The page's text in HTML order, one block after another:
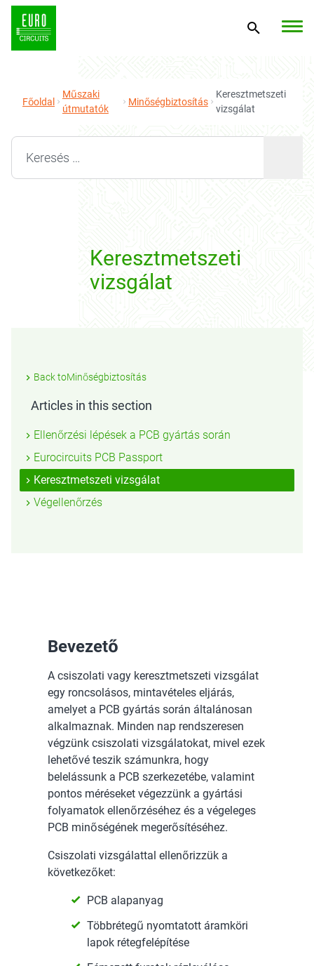
Főoldal
Műszaki
útmutatók
Minőségbiztosítás
Keresztmetszeti
vizsgálat
Search for:
Keresztmetszeti
vizsgálat
Back toMinőségbiztosítás
Articles in this section
Ellenőrzési lépések a PCB gyártás során
Eurocircuits PCB Passport
Keresztmetszeti vizsgálat
Végellenőrzés
Bevezető
A csiszolati vagy keresztmetszeti vizsgálat
egy roncsolásos, mintavételes eljárás,
amelyet a PCB gyártás során általánosan
alkalmaznak. Minden nap rendszeresen
végzünk csiszolati vizsgálatokat, mivel ezek
lehetővé teszik számunkra, hogy
belelássunk a PCB szerkezetébe, valamint
pontos méréseket végezzünk a gyártási
folyamatok ellenőrzéséhez és a végeleges
PCB minőségének megerősítéséhez.
Csiszolati vizsgálattal ellenőrizzük a
következőket:
PCB alapanyag
Többrétegű nyomtatott áramköri
lapok rétegfelépítése